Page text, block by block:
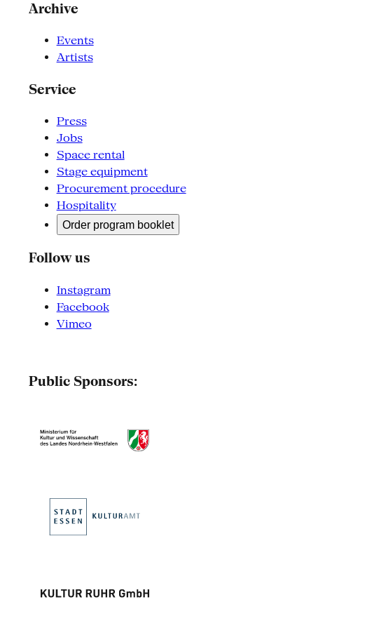
Archive
Events
Artists
Service
Press
Jobs
Space rental
Stage equipment
Procurement procedure
Hospitality
Order program booklet
Follow us
Instagram
Facebook
Vimeo
Public Sponsors: